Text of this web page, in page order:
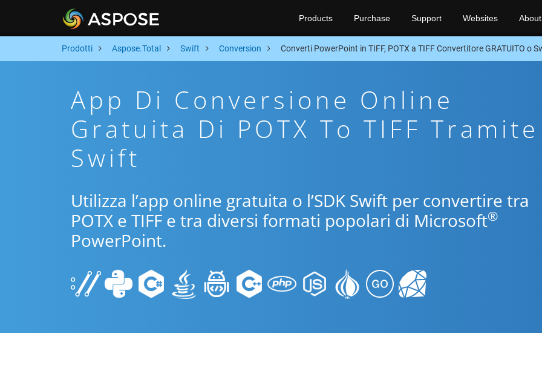
Products Purchase Support Websites About
Prodotti Aspose.Total Swift Conversion Converti PowerPoint in TIFF, POTX a TIFF Convertitore GRATUITO o
App Di Conversione Online
Gratuita Di POTX To TIFF Tramite
Swift
Utilizza l’app online gratuita o l’SDK Swift per convertire tra
POTX e TIFF e tra diversi formati popolari di Microsoft®
PowerPoint.